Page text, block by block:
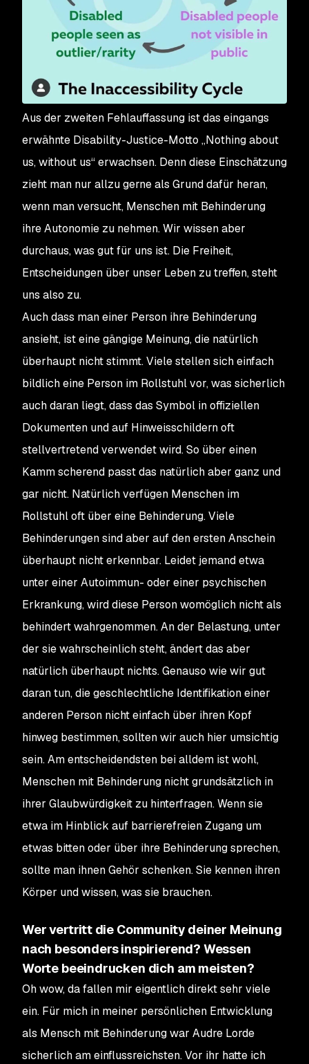
Aus der zweiten Fehlauffassung ist das eingangs
erwähnte Disability-Justice-Motto „Nothing about
us, without us“ erwachsen. Denn diese Einschätzung
zieht man nur allzu gerne als Grund dafür heran,
wenn man versucht, Menschen mit Behinderung
ihre Autonomie zu nehmen. Wir wissen aber
durchaus, was gut für uns ist. Die Freiheit,
Entscheidungen über unser Leben zu treffen, steht
uns also zu.
Auch dass man einer Person ihre Behinderung
ansieht, ist eine gängige Meinung, die natürlich
überhaupt nicht stimmt. Viele stellen sich einfach
bildlich eine Person im Rollstuhl vor, was sicherlich
auch daran liegt, dass das Symbol in offiziellen
Dokumenten und auf Hinweisschildern oft
stellvertretend verwendet wird. So über einen
Kamm scherend passt das natürlich aber ganz und
gar nicht. Natürlich verfügen Menschen im
Rollstuhl oft über eine Behinderung. Viele
Behinderungen sind aber auf den ersten Anschein
überhaupt nicht erkennbar. Leidet jemand etwa
unter einer Autoimmun- oder einer psychischen
Erkrankung, wird diese Person womöglich nicht als
behindert wahrgenommen. An der Belastung, unter
der sie wahrscheinlich steht, ändert das aber
natürlich überhaupt nichts. Genauso wie wir gut
daran tun, die geschlechtliche Identifikation einer
anderen Person nicht einfach über ihren Kopf
hinweg bestimmen, sollten wir auch hier umsichtig
sein. Am entscheidendsten bei alldem ist wohl,
Menschen mit Behinderung nicht grundsätzlich in
ihrer Glaubwürdigkeit zu hinterfragen. Wenn sie
etwa im Hinblick auf barrierefreien Zugang um
etwas bitten oder über ihre Behinderung sprechen,
sollte man ihnen Gehör schenken. Sie kennen ihren
Körper und wissen, was sie brauchen.
Wer vertritt die Community deiner Meinung
nach besonders inspirierend? Wessen
Worte beeindrucken dich am meisten?
Oh wow, da fallen mir eigentlich direkt sehr viele
ein. Für mich in meiner persönlichen Entwicklung
als Mensch mit Behinderung war Audre Lorde
sicherlich am einflussreichsten. Vor ihr hatte ich